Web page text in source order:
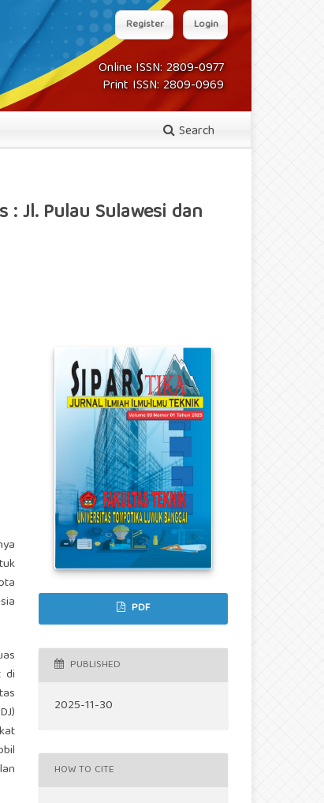
Online ISSN: 2809-0977
Print ISSN: 2809-0969
Search
Register Login
: Jl. Pulau Sulawesi dan
di
PDF
PUBLISHED
2025-11-30
HOW TO CITE